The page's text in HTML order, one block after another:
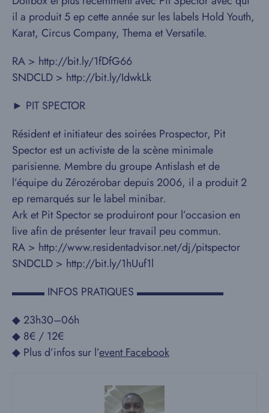
il a produit 5 ep cette année sur les labels Hold Youth,
Karat, Circus Company, Thema et Versatile.
RA > http://bit.ly/1fDfG66
SNDCLD > http://bit.ly/IdwkLk
► PIT SPECTOR
Résident et initiateur des soirées Prospector, Pit
Spector est un activiste de la scène minimale
parisienne. Membre du groupe Antislash et de
l’équipe du Zérozérobar depuis 2006, il a produit 2
ep remarqués sur le label minibar.
Ark et Pit Spector se produiront pour l’occasion en
live afin de présenter leur travail peu commun.
RA > http://www.residentadvisor.net/dj/pitspector
SNDCLD > http://bit.ly/1hUuf1l
▬▬▬ INFOS PRATIQUES ▬▬▬▬▬▬▬▬
◆ 23h30–06h
◆ 8€ / 12€
◆ Plus d’infos sur l’event Facebook